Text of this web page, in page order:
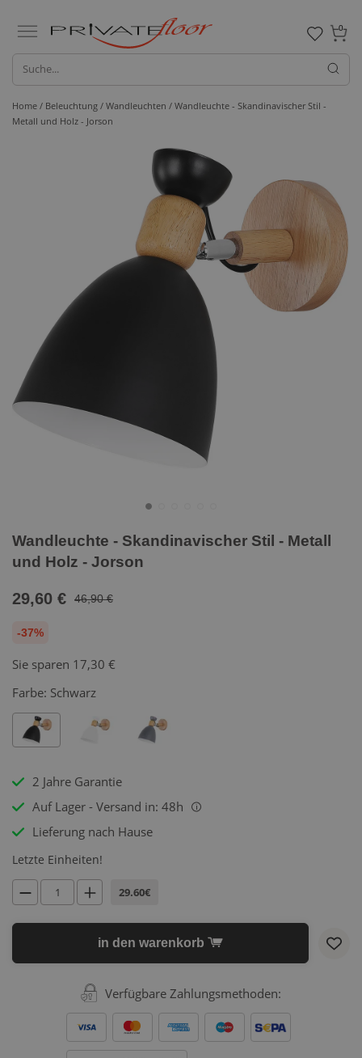
0
Home / Beleuchtung / Wandleuchten / Wandleuchte - Skandinavischer Stil -
Metall und Holz - Jorson
Wandleuchte - Skandinavischer Stil - Metall
und Holz - Jorson
29,60 € 46,90 €
-37%
Sie sparen 17,30 €
Farbe: Schwarz
2 Jahre Garantie
Auf Lager - Versand in: 48h
i
Lieferung nach Hause
Letzte Einheiten!
29.60€
in den warenkorb
Verfügbare Zahlungsmethoden: